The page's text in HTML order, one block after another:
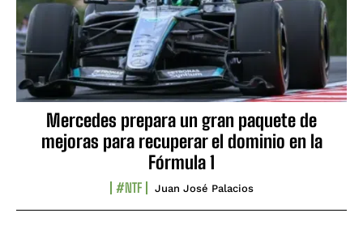
Mercedes prepara un gran paquete de
mejoras para recuperar el dominio en la
Fórmula 1
#NTF Juan José Palacios